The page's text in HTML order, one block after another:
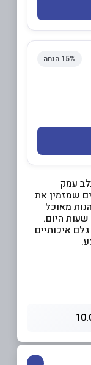
15% הנחה
עמק
שמזמין את
מאוכל
שעות היום.
איכותיים